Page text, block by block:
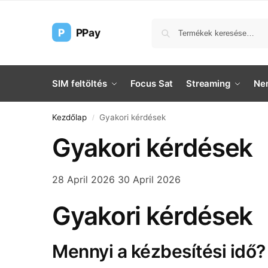
P PPay
SIM feltöltés Focus Sat Streaming
Kezdőlap / Gyakori kérdések
Gyakori kérdések
28 April 2026 30 April 2026
Gyakori kérdések
Mennyi a kézbesítési idő?